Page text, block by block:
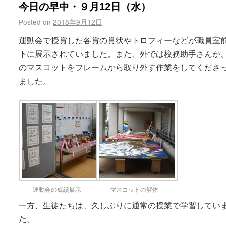
今日の早中・９月12日（水）
Posted on 2018年9月12日
運動会で授賞した各賞の賞状やトロフィーなどが職員室
下に展示されていました。また、外では校務助手さんが
のマスコットをフレームから取り外す作業をしてくださ
ました。
運動会の成績展示 マスコットの解体
一方、生徒たちは、久しぶりに通常の授業で学習してい
た。